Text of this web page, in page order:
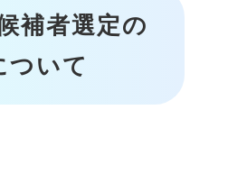
補者選定の
ついて